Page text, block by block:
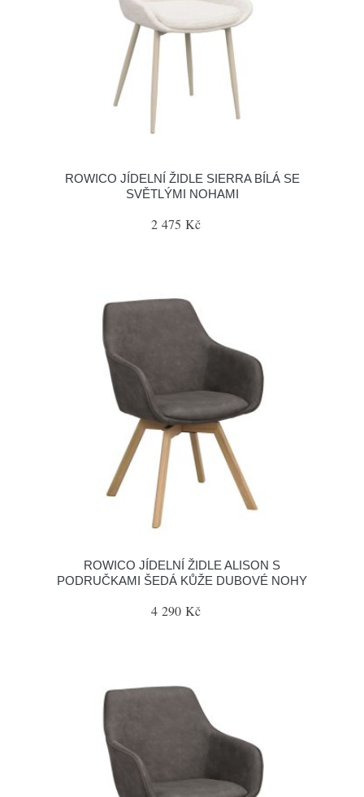
ROWICO JÍDELNÍ ŽIDLE SIERRA BÍLÁ SE
SVĚTLÝMI NOHAMI
2 475 Kč
ROWICO JÍDELNÍ ŽIDLE ALISON S
PODRUČKAMI ŠEDÁ KŮŽE DUBOVÉ NOHY
4 290 Kč